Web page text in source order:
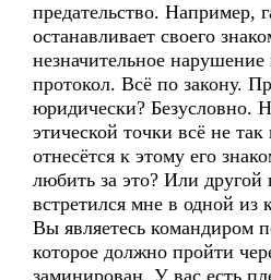
предательство. Например,
останавливает своего
незначительное нарушение
протокол. Всё по закону.
юридически? Безусловно.
этической точки всё не
отнесётся к этому его
любить за это? Или
встретился мне в одной из
Вы являетесь командиром
которое должно пройти
заминирован. У вас есть